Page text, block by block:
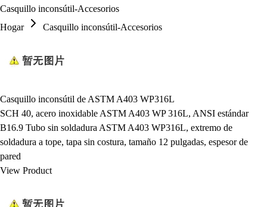
Casquillo inconsútil-Accesorios
Hogar
Casquillo inconsútil-Accesorios
Casquillo inconsútil de ASTM A403 WP316L
SCH 40, acero inoxidable ASTM A403 WP 316L, ANSI estándar
B16.9 Tubo sin soldadura ASTM A403 WP316L, extremo de
soldadura a tope, tapa sin costura, tamaño 12 pulgadas, espesor de
pared
View Product